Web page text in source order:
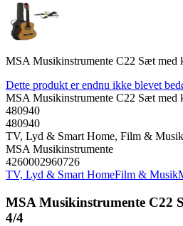
MSA Musikinstrumente C22 Sæt med
Dette produkt er endnu ikke blevet
MSA Musikinstrumente C22 Sæt med
480940
480940
TV, Lyd & Smart Home, Film &
MSA Musikinstrumente
4260002960726
TV, Lyd & Smart HomeFilm & Musik
MSA Musikinstrumente C22
4/4